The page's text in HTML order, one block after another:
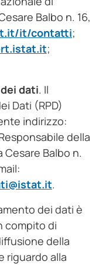
Balbo n. 16,
it/contatti;
;
dati. Il
Dati (RPD)
indirizzo:
della
Balbo n.
.
dei dati è
compito di
della
riguardo alla